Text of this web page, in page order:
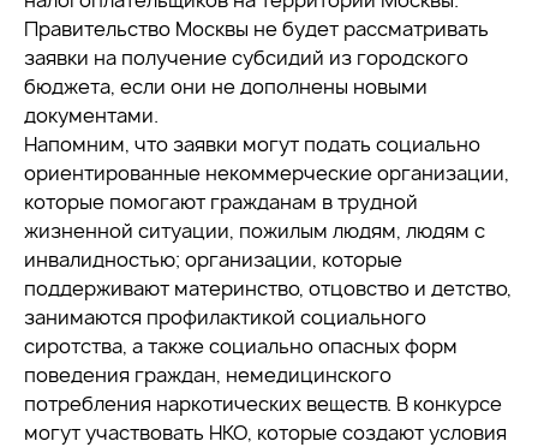
Правительство Москвы не будет рассматривать
заявки на получение субсидий из городского
бюджета, если они не дополнены новыми
документами.
Напомним, что заявки могут подать социально
ориентированные некоммерческие организации,
которые помогают гражданам в трудной
жизненной ситуации, пожилым людям, людям с
инвалидностью; организации, которые
поддерживают материнство, отцовство и детство,
занимаются профилактикой социального
сиротства, а также социально опасных форм
поведения граждан, немедицинского
потребления наркотических веществ. В конкурсе
могут участвовать НКО, которые создают условия